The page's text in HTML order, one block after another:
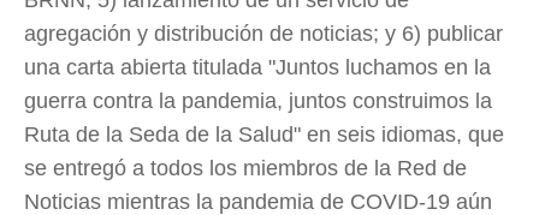
agregación y distribución de noticias; y 6) publicar
una carta abierta titulada "Juntos luchamos en la
guerra contra la pandemia, juntos construimos la
Ruta de la Seda de la Salud" en seis idiomas, que
se entregó a todos los miembros de la Red de
Noticias mientras la pandemia de COVID-19 aún